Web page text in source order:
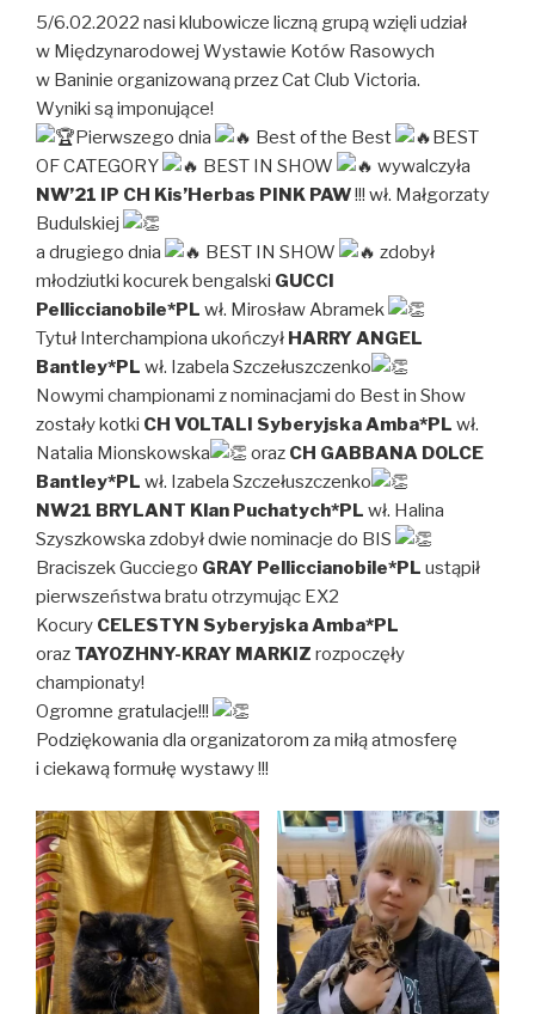
5/6.02.2022 nasi klubowicze liczną grupą wzięli udział
w Międzynarodowej Wystawie Kotów Rasowych
w Baninie organizowaną przez Cat Club Victoria.
Wyniki są imponujące!
Pierwszego dnia
Best of the Best
BEST
OF CATEGORY
BEST IN SHOW
wywalczyła
NW’21 IP CH Kis’Herbas PINK PAW!!! wł. Małgorzaty
Budulskiej
a drugiego dnia
BEST IN SHOW
zdobył
młodziutki kocurek bengalski GUCCI
Pelliccianobile*PL wł. Mirosław Abramek
Tytuł Interchampiona ukończył HARRY ANGEL
Bantley*PL wł. Izabela Szczełuszczenko
Nowymi championami z nominacjami do Best in Show
zostały kotki CH VOLTALI Syberyjska Amba*PL wł.
Natalia Mionskowska
oraz CH GABBANA DOLCE
Bantley*PL wł. Izabela Szczełuszczenko
NW21 BRYLANT Klan Puchatych*PL wł. Halina
Szyszkowska zdobył dwie nominacje do BIS
Braciszek Gucciego GRAY Pelliccianobile*PL ustąpił
pierwszeństwa bratu otrzymując EX2
Kocury CELESTYN Syberyjska Amba*PL
oraz TAYOZHNY-KRAY MARKIZ rozpoczęły
championaty!
Ogromne gratulacje!!!
Podziękowania dla organizatorom za miłą atmosferę
i ciekawą formułę wystawy !!!